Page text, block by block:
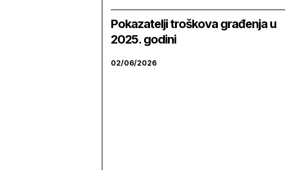
Pokazatelji troškova građenja u
2025. godini
02/06/2026